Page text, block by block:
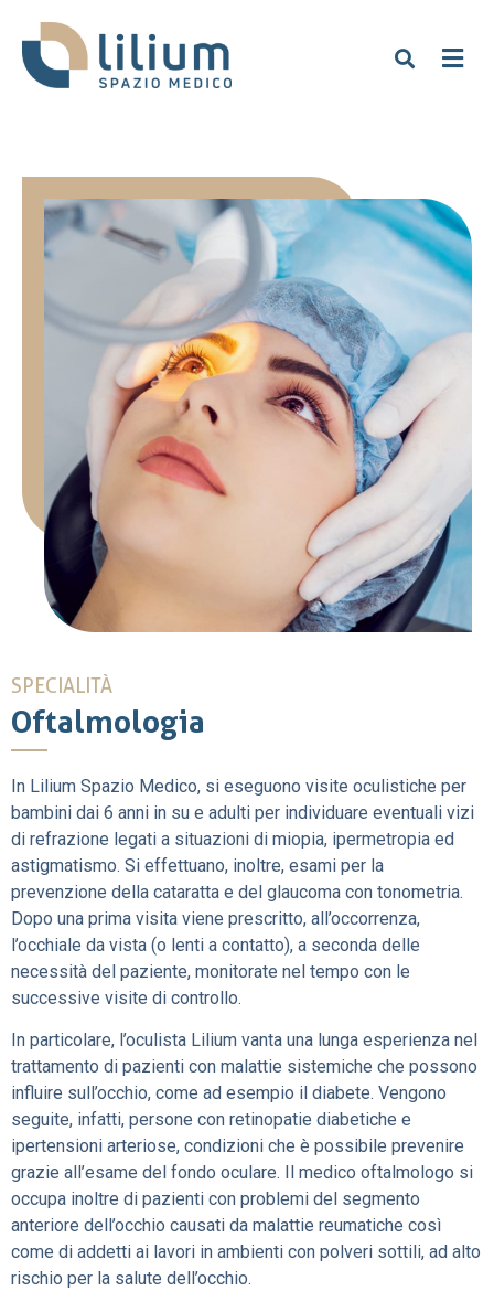
SPECIALITÀ
Oftalmologia
In Lilium Spazio Medico, si eseguono visite oculistiche per
bambini dai 6 anni in su e adulti per individuare eventuali vizi
di refrazione legati a situazioni di miopia, ipermetropia ed
astigmatismo. Si effettuano, inoltre, esami per la
prevenzione della cataratta e del glaucoma con tonometria.
Dopo una prima visita viene prescritto, all’occorrenza,
l’occhiale da vista (o lenti a contatto), a seconda delle
necessità del paziente, monitorate nel tempo con le
successive visite di controllo.
In particolare, l’oculista Lilium vanta una lunga esperienza nel
trattamento di pazienti con malattie sistemiche che possono
influire sull’occhio, come ad esempio il diabete. Vengono
seguite, infatti, persone con retinopatie diabetiche e
ipertensioni arteriose, condizioni che è possibile prevenire
grazie all’esame del fondo oculare. Il medico oftalmologo si
occupa inoltre di pazienti con problemi del segmento
anteriore dell’occhio causati da malattie reumatiche così
come di addetti ai lavori in ambienti con polveri sottili, ad alto
rischio per la salute dell’occhio.